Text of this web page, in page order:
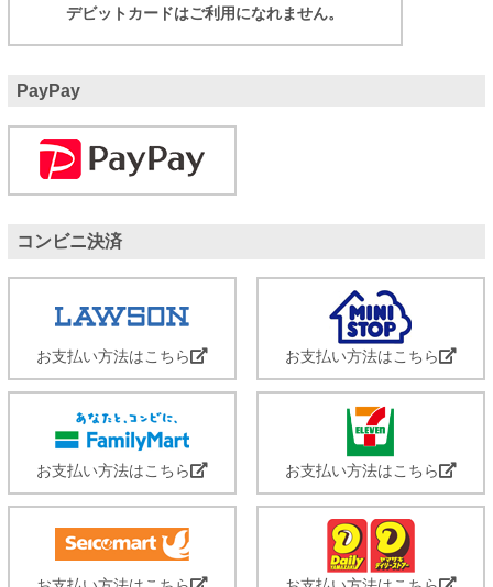
デビットカードはご利用になれません。
PayPay
コンビニ決済
お支払い方法はこちら お支払い方法はこちら
お支払い方法はこちら お支払い方法はこちら